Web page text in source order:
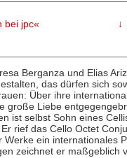
bei jpc« ↓
Berganza und Elias
das dürfen sich
Über ihre
große Liebe
ist selbst Sohn eines
rief das Cello Octet
Werke ein internationales
zeichnet er maßgeblich